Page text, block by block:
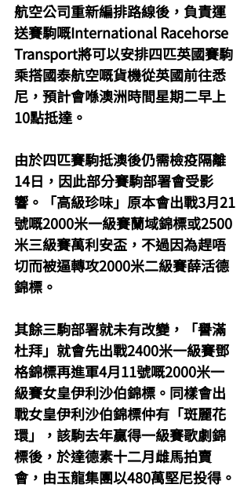
航空公司重新編排路線後，負責運
送賽駒嘅International Racehorse
Transport將可以安排四匹英國賽駒
乘搭國泰航空嘅貨機從英國前往悉
尼，預計會喺澳洲時間星期二早上
10點抵達。
由於四匹賽駒抵澳後仍需檢疫隔離
14日，因此部分賽駒部署會受影
響。「高級珍味」原本會出戰3月21
號嘅2000米一級賽蘭域錦標或2500
米三級賽萬利安盃，不過因為趕唔
切而被逼轉攻2000米二級賽薛活德
錦標。
其餘三駒部署就未有改變，「譽滿
杜拜」就會先出戰2400米一級賽鄧
格錦標再進軍4月11號嘅2000米一
級賽女皇伊利沙伯錦標。同樣會出
戰女皇伊利沙伯錦標仲有「斑麗花
環」，該駒去年贏得一級賽歌劇錦
標後，於達德素十二月雌馬拍賣
會，由玉龍集團以480萬堅尼投得。